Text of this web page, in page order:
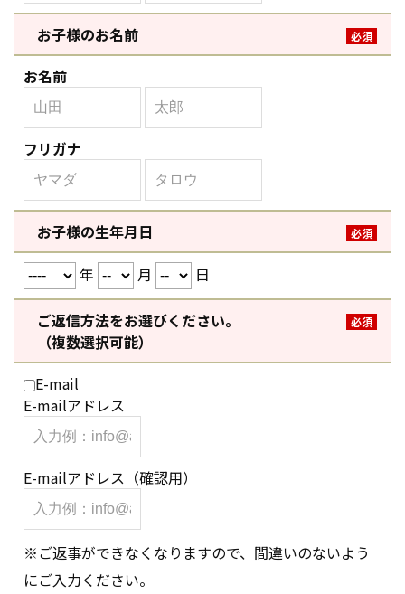
お子様のお名前 必須
お名前
フリガナ
お子様の生年月日 必須
年 月 日
ご返信方法をお選びください。
（複数選択可能）
必須
E-mail
E-mailアドレス
E-mailアドレス（確認用）
※ご返事ができなくなりますので、間違いのないよう
にご入力ください。